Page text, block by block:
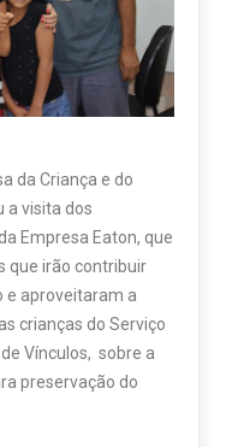
da Criança e do
a visita dos
Empresa Eaton, que
que irão contribuir
e aproveitaram a
crianças do Serviço
Vínculos, sobre a
preservação do